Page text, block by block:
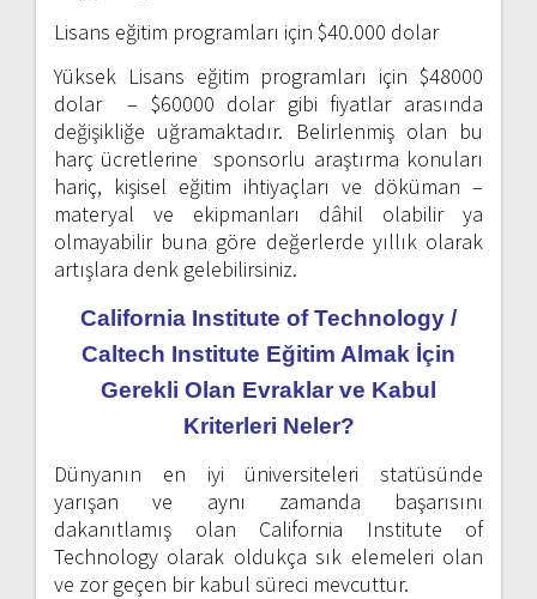
Lisans eğitim programları için $40.000 dolar
Yüksek Lisans eğitim programları için $48000
dolar – $60000 dolar gibi fiyatlar arasında
değişikliğe uğramaktadır. Belirlenmiş olan bu
harç ücretlerine sponsorlu araştırma konuları
hariç, kişisel eğitim ihtiyaçları ve döküman –
materyal ve ekipmanları dâhil olabilir ya
olmayabilir buna göre değerlerde yıllık olarak
artışlara denk gelebilirsiniz.
California Institute of Technology /
Caltech Institute Eğitim Almak İçin
Gerekli Olan Evraklar ve Kabul
Kriterleri Neler?
Dünyanın en iyi üniversiteleri statüsünde
yarışan ve aynı zamanda başarısını
dakanıtlamış olan California Institute of
Technology olarak oldukça sık elemeleri olan
ve zor geçen bir kabul süreci mevcuttur.